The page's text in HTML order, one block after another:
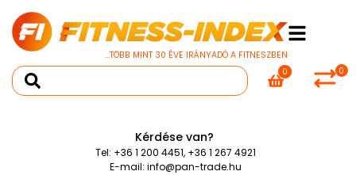
...TÖBB MINT 30 ÉVE IRÁNYADÓ A FITNESZBEN
0
0
Kérdése van?
Tel: +36 1 200 4451, +36 1 267 4921
E-mail: info@pan-trade.hu